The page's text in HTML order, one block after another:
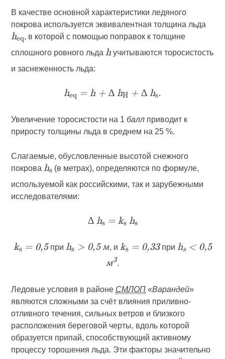
В качестве основной характеристики ледяного
покрова используется эквивалентная толщина льда
h
eq
, в которой с помощью поправок к толщине
сплошного ровного льда
h
учитываются торосистость
и заснеженность льда:
h
eq
= h + ∆ h
H
+ ∆ h
s
.
Увеличение торосистости на 1балл приводит к
приросту толщины льда в среднем на 25 %.
Слагаемые, обусловленные высотой снежного
покрова
h
s
(в ме­трах), определяются по формуле,
используемой как российскими, так и зарубежными
исследователями:
∆ h
s
= k
s
h
s
k
s
= 0,5при
h
s
> 0,5 м, и
k
s
= 0,33при
h
s
< 0,5
м
3.
Ледовые условия в районе СМЛОП «Варандей»
являются сложными за счёт влияния приливно-
отливного течения, сильных ветров и близкого
расположения береговой черты, вдоль которой
образуется припай, способствующий активному
процессу торошения льда. Эти факторы значительно